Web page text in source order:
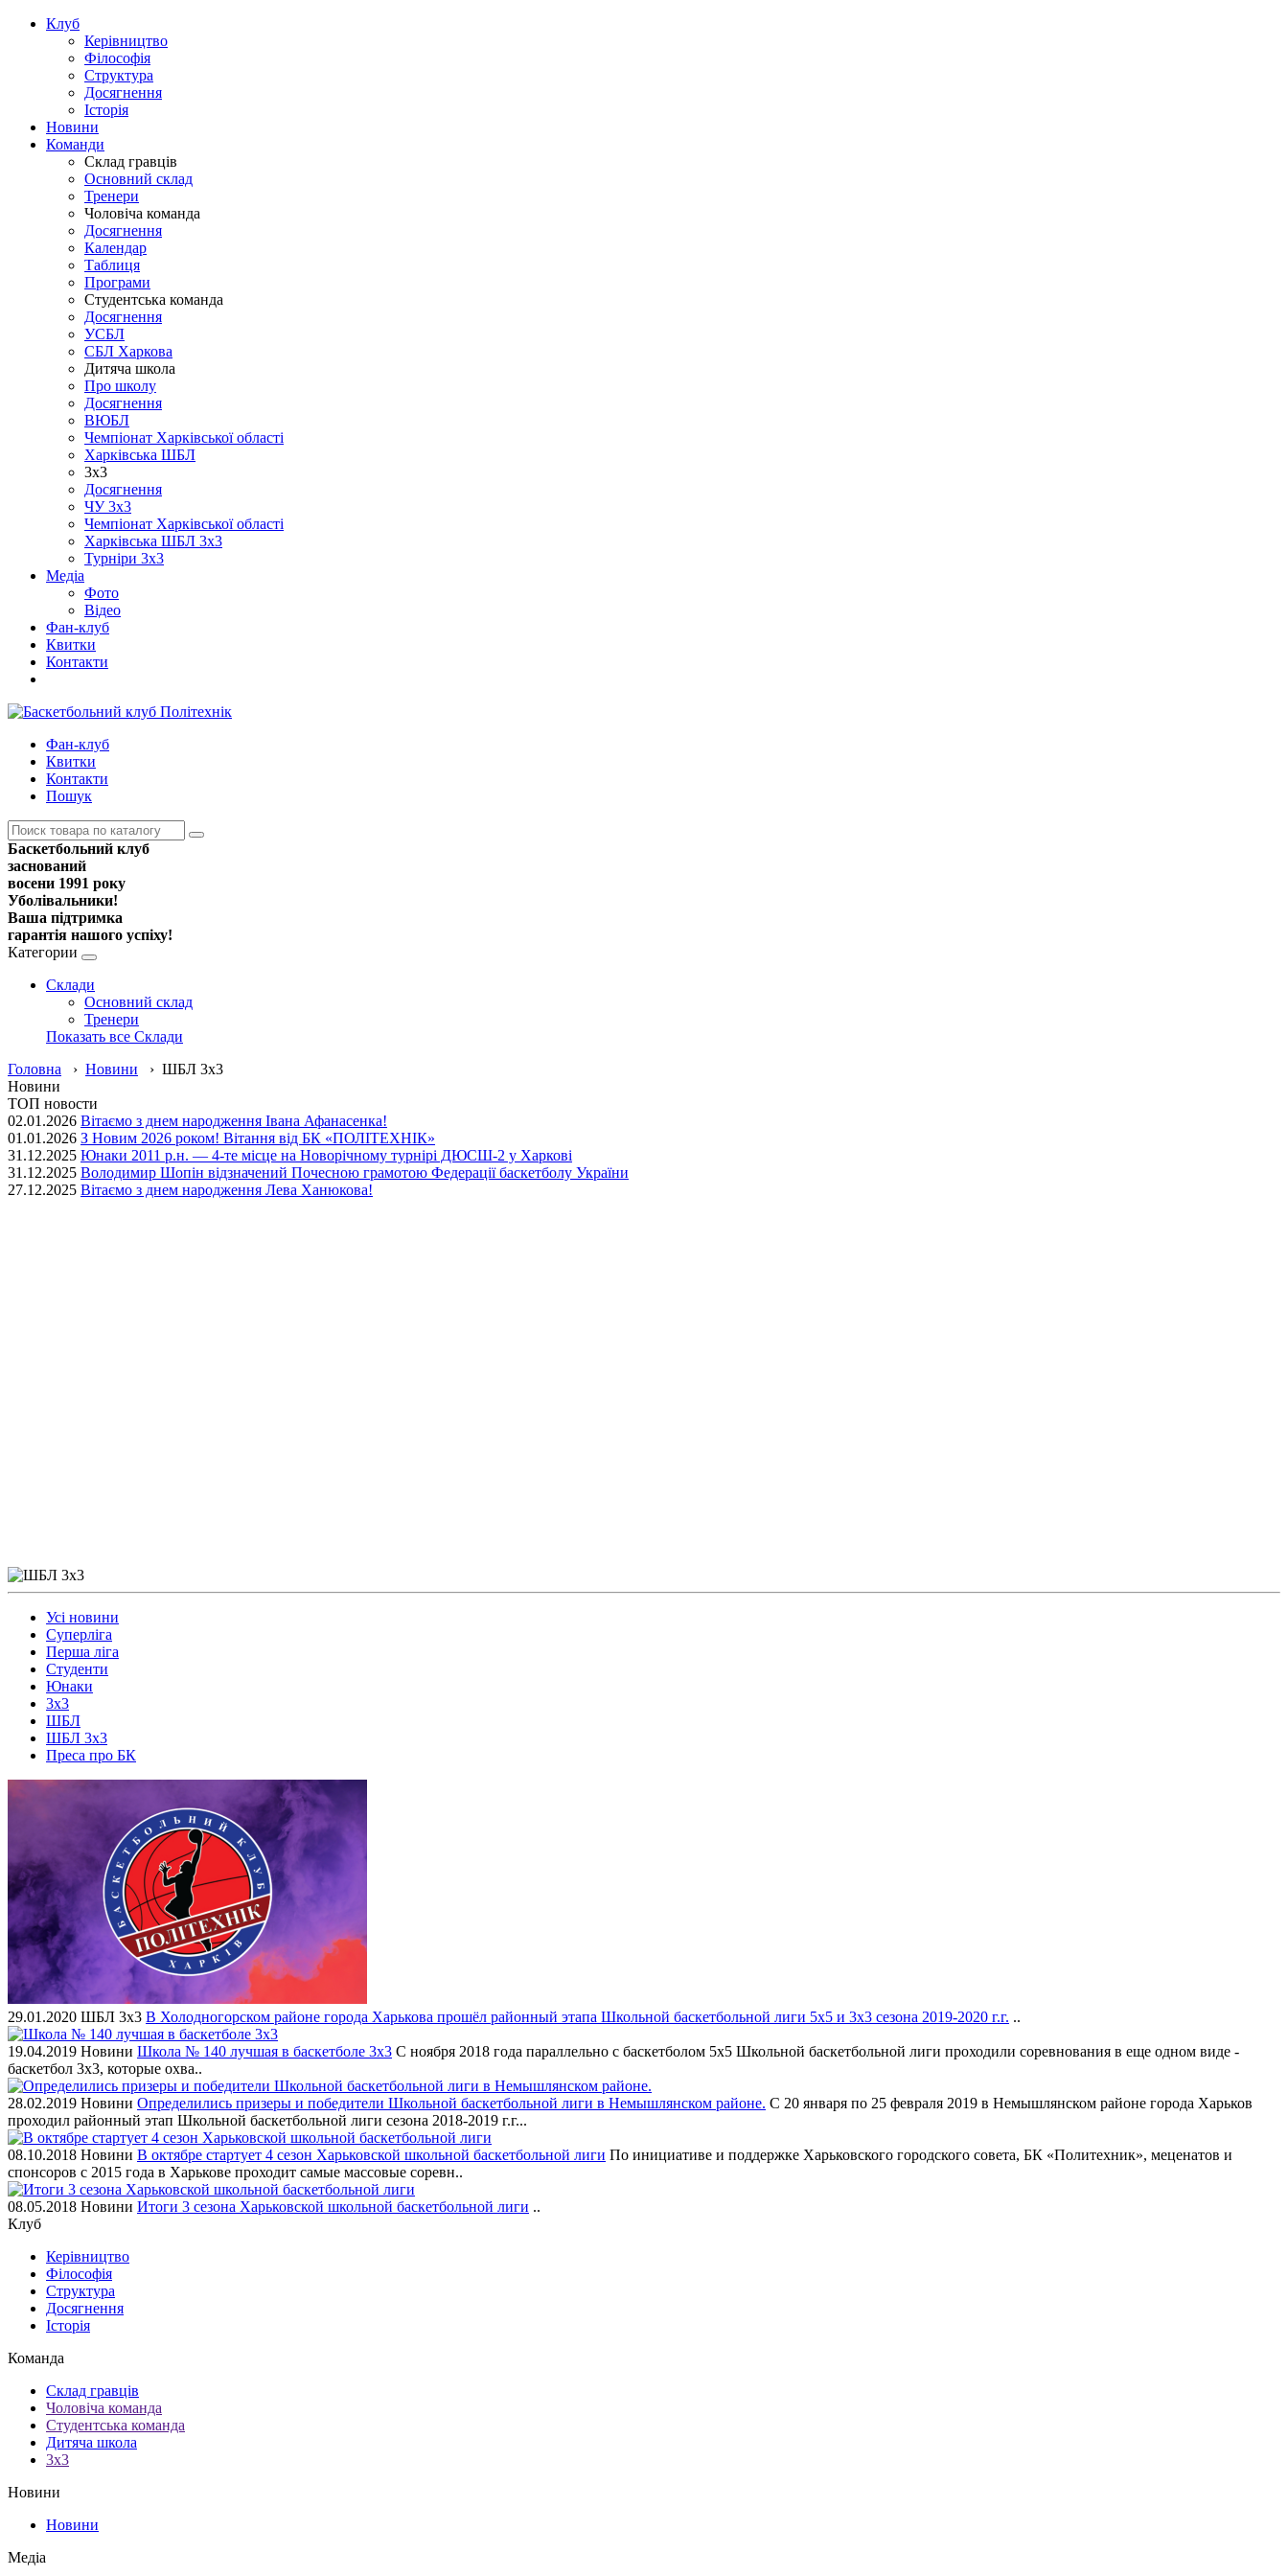
Клуб
Керівництво
Філософія
Структура
Досягнення
Історія
Новини
Команди
Склад гравців
Основний склад
Тренери
Чоловіча команда
Досягнення
Календар
Таблиця
Програми
Студентська команда
Досягнення
УСБЛ
СБЛ Харкова
Дитяча школа
Про школу
Досягнення
ВЮБЛ
Чемпіонат Харківської області
Харківська ШБЛ
3х3
Досягнення
ЧУ 3х3
Чемпіонат Харківської області
Харківська ШБЛ 3х3
Турніри 3х3
Медіа
Фото
Відео
Фан-клуб
Квитки
Контакти
Фан-клуб
Квитки
Контакти
Пошук
Баскетбольний клуб
заснований
восени 1991 року
Уболівальники!
Ваша підтримка
гарантія нашого успіху!
Категории
Склади
Основний склад
Тренери
Показать все Склади
Головна › Новини › ШБЛ 3х3
Новини
ТОП новости
02.01.2026 Вітаємо з днем народження Івана Афанасенка!
01.01.2026 З Новим 2026 роком! Вітання від БК «ПОЛІТЕХНІК»
31.12.2025 Юнаки 2011 р.н. — 4-те місце на Новорічному турнірі ДЮСШ-2 у Харкові
31.12.2025 Володимир Шопін відзначений Почесною грамотою Федерації баскетболу України
27.12.2025 Вітаємо з днем народження Лева Ханюкова!
Усі новини
Суперліга
Перша ліга
Студенти
Юнаки
3x3
ШБЛ
ШБЛ 3х3
Преса про БК
29.01.2020 ШБЛ 3х3 В Холодногорском районе города Харькова прошёл районный этапа Школьной баскетбольной лиги 5х5 и 3х3 сезона 2019-2020 г.г. ..
19.04.2019 Новини Школа № 140 лучшая в баскетболе 3х3 С ноября 2018 года параллельно с баскетболом 5х5 Школьной баскетбольной лиги проходили соревнования в еще одном виде -
баскетбол 3х3, которые охва..
28.02.2019 Новини Определились призеры и победители Школьной баскетбольной лиги в Немышлянском районе. С 20 января по 25 февраля 2019 в Немышлянском районе города Харьков
проходил районный этап Школьной баскетбольной лиги сезона 2018-2019 г.г...
08.10.2018 Новини В октябре стартует 4 сезон Харьковской школьной баскетбольной лиги По инициативе и поддержке Харьковского городского совета, БК «Политехник», меценатов и
спонсоров с 2015 года в Харькове проходит самые массовые соревн..
08.05.2018 Новини Итоги 3 сезона Харьковской школьной баскетбольной лиги ..
Клуб
Керівництво
Філософія
Структура
Досягнення
Історія
Команда
Склад гравців
Чоловіча команда
Студентська команда
Дитяча школа
3х3
Новини
Новини
Медіа